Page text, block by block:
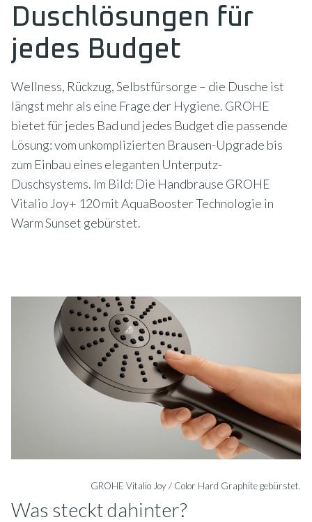
Duschlösungen für
jedes Budget
Wellness, Rückzug, Selbstfürsorge – die Dusche ist
längst mehr als eine Frage der Hygiene. GROHE
bietet für jedes Bad und jedes Budget die passende
Lösung: vom unkomplizierten Brausen-Upgrade bis
zum Einbau eines eleganten Unterputz-
Duschsystems. Im Bild: Die Handbrause GROHE
Vitalio Joy+ 120 mit AquaBooster Technologie in
Warm Sunset gebürstet.
GROHE Vitalio Joy / Color Hard Graphite gebürstet.
Was steckt dahinter?